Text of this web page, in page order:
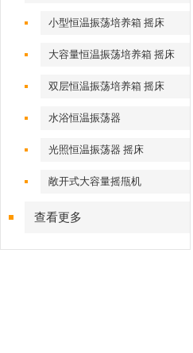
小型恒温振荡培养箱 摇床
大容量恒温振荡培养箱 摇床
双层恒温振荡培养箱 摇床
水浴恒温振荡器
光照恒温振荡器 摇床
敞开式大容量摇甁机
查看更多